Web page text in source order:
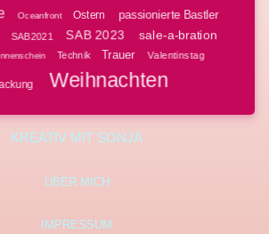
Oceanfront Ostern
passionierte Bastler
SAB2021 SAB 2023 sale-a-bration
Technik Trauer Valentinstag
Weihnachten
KREATIV MIT SONJA
ÜBER MICH
IMPRESSUM